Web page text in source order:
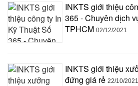
INKTS giới thiệu
365 - Chuyên dịch
TPHCM 02/12/2021
INKTS giới thiệu
đứng giá rẻ 22/10/2021